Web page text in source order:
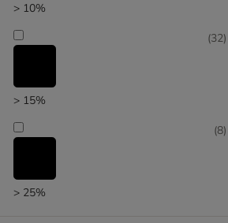
> 10%
> 15%
(32)
> 25%
(8)